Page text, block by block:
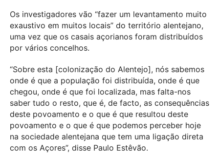
Os investigadores vão “fazer um levantamento muito
exaustivo em muitos locais” do território alentejano,
uma vez que os casais açorianos foram distribuídos
por vários concelhos.
“Sobre esta [colonização do Alentejo], nós sabemos
onde é que a população foi distribuída, onde é que
chegou, onde é que foi localizada, mas falta-nos
saber tudo o resto, que é, de facto, as consequências
deste povoamento e o que é que resultou deste
povoamento e o que é que podemos perceber hoje
na sociedade alentejana que tem uma ligação direta
com os Açores”, disse Paulo Estêvão.